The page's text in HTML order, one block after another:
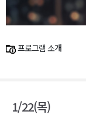
프로그램 소개
1/22(목)